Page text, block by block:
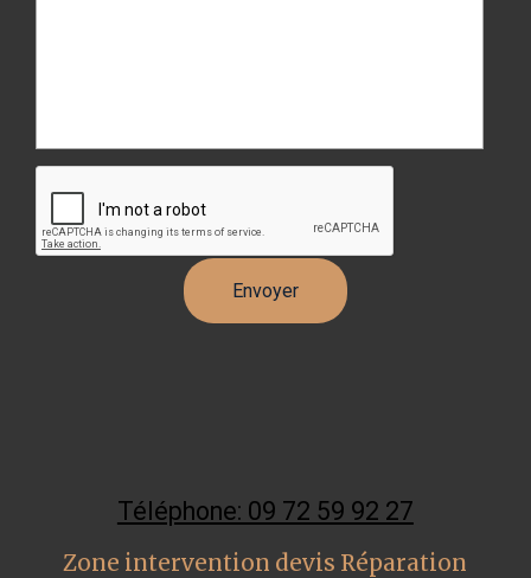
Téléphone: 09 72 59 92 27
Zone intervention devis Réparation